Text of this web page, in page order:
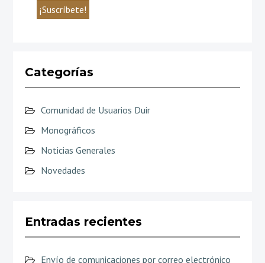
Categorías
Comunidad de Usuarios Duir
Monográficos
Noticias Generales
Novedades
Entradas recientes
Envío de comunicaciones por correo electrónico